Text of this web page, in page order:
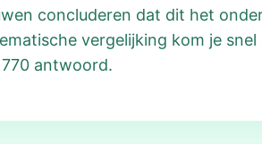
concluderen dat dit het
vergelijking kom je
antwoord.